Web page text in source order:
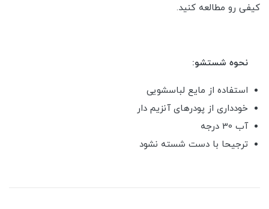
کیفی رو مطالعه کنید.
نحوه شستشو:
استفاده از مایع لباسشویی
خودداری از پودرهای آنزیم دار
آب 30 درجه
ترجیحا با دست شسته نشود